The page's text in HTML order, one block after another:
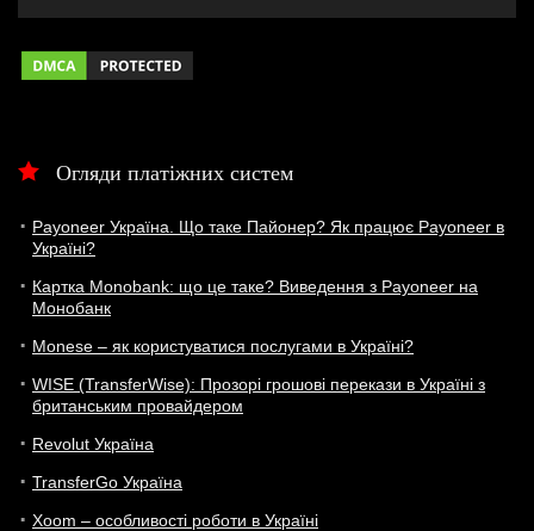
Огляди платіжних систем
Payoneer Україна. Що таке Пайонер? Як працює Payoneer в
Україні?
Картка Monobank: що це таке? Виведення з Payoneer на
Монобанк
Monese – як користуватися послугами в Україні?
WISE (TransferWise): Прозорі грошові перекази в Україні з
британським провайдером
Revolut Україна
TransferGo Україна
Xoom – особливості роботи в Україні